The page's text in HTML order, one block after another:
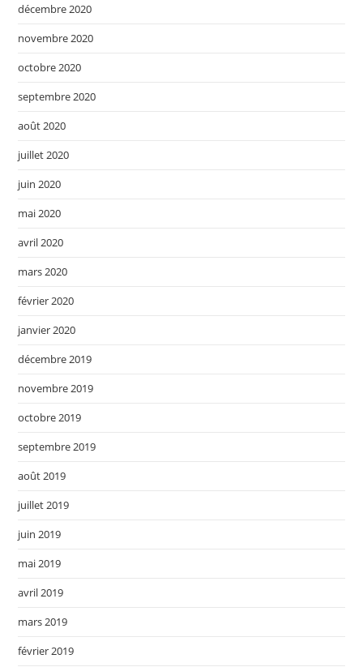
décembre 2020
novembre 2020
octobre 2020
septembre 2020
août 2020
juillet 2020
juin 2020
mai 2020
avril 2020
mars 2020
février 2020
janvier 2020
décembre 2019
novembre 2019
octobre 2019
septembre 2019
août 2019
juillet 2019
juin 2019
mai 2019
avril 2019
mars 2019
février 2019